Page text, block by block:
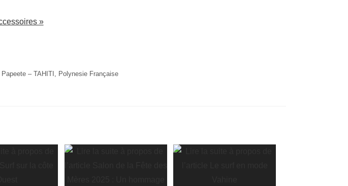
»
Papeete – TAHITI, Polynesie Française